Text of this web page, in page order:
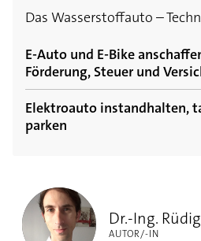
Das Wasserstoffauto –
E-Auto und E-Bike
Förderung, Steuer und
E-Bike und Pedelec – Das
Elektroauto instandhalten,
parken
nachhaltige Zukunft
Dr.-Ing.
AUTOR/-IN